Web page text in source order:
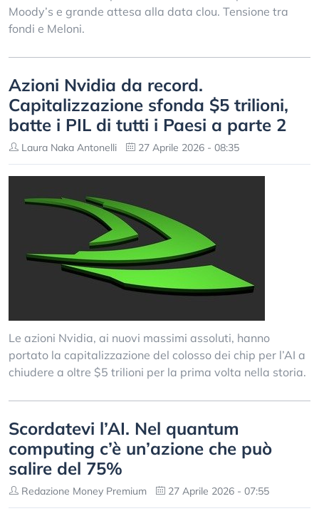
Moody’s e grande attesa alla data clou. Tensione tra
fondi e Meloni.
Azioni Nvidia da record.
Capitalizzazione sfonda $5 trilioni,
batte i PIL di tutti i Paesi a parte 2
Laura Naka Antonelli 27 Aprile 2026 - 08:35
Le azioni Nvidia, ai nuovi massimi assoluti, hanno
portato la capitalizzazione del colosso dei chip per l’AI a
chiudere a oltre $5 trilioni per la prima volta nella storia.
Scordatevi l’AI. Nel quantum
computing c’è un’azione che può
salire del 75%
Redazione Money Premium 27 Aprile 2026 - 07:55